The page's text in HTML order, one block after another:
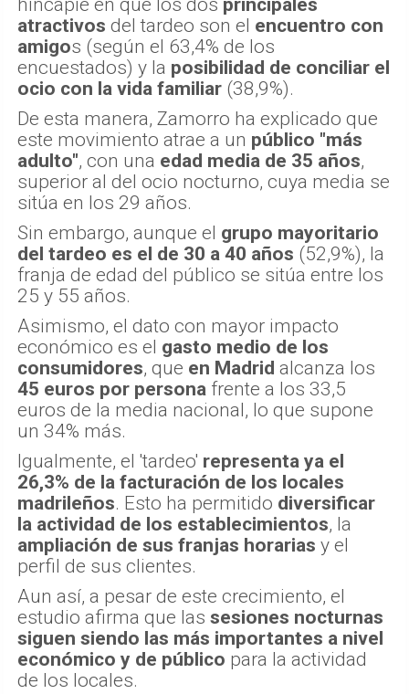
hincapié en que los dos principales
atractivos del tardeo son el encuentro con
amigos (según el 63,4% de los
encuestados) y la posibilidad de conciliar el
ocio con la vida familiar (38,9%).
De esta manera, Zamorro ha explicado que
este movimiento atrae a un público "más
adulto", con una edad media de 35 años,
superior al del ocio nocturno, cuya media se
sitúa en los 29 años.
Sin embargo, aunque el grupo mayoritario
del tardeo es el de 30 a 40 años (52,9%), la
franja de edad del público se sitúa entre los
25 y 55 años.
Asimismo, el dato con mayor impacto
económico es el gasto medio de los
consumidores, que en Madrid alcanza los
45 euros por persona frente a los 33,5
euros de la media nacional, lo que supone
un 34% más.
Igualmente, el 'tardeo' representa ya el
26,3% de la facturación de los locales
madrileños. Esto ha permitido diversificar
la actividad de los establecimientos, la
ampliación de sus franjas horarias y el
perfil de sus clientes.
Aun así, a pesar de este crecimiento, el
estudio afirma que las sesiones nocturnas
siguen siendo las más importantes a nivel
económico y de público para la actividad
de los locales.